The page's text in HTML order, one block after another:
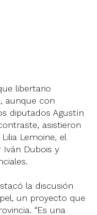
libertario
aunque con
diputados Agustín
asistieron
Lemoine, el
Iván Dubois y
la discusión
un proyecto que
“Es una